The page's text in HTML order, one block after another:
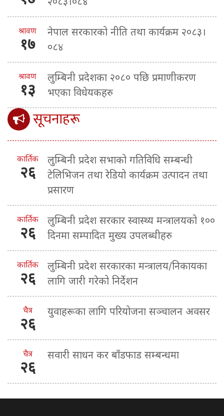
श्रावण
१७
नेपाल सरकारको नीति तथा कार्यक्रम २०८३।
०८४
श्रावण
१३
लुम्बिनी प्रदेशका २०८० पछि प्रमाणीकरण
भएका विधेयकहरु
सूचनाहरू
कार्तिक
२६
लुम्बिनी प्रदेश सभाको गतिविधि सम्बन्धी
टेलिभिजन तथा रेडियो कार्यक्रम उत्पादन तथा
प्रसारण
कार्तिक
२६
लुम्बिनी प्रदेश सरकार स्वास्थ्य मन्त्रालयको १००
दिनमा सम्पादित मुख्य उपलब्धीहरु
कार्तिक
२६
लुम्बिनी प्रदेश सरकारका मन्त्रालय/निकायका
लागि जारी गरेको निर्देशन
चैत्र
२६
युवाहरूका लागि परियोजना सञ्चालन अवसर
चैत्र
२६
सवारी साधन कर बाँडफाड सम्बन्धमा